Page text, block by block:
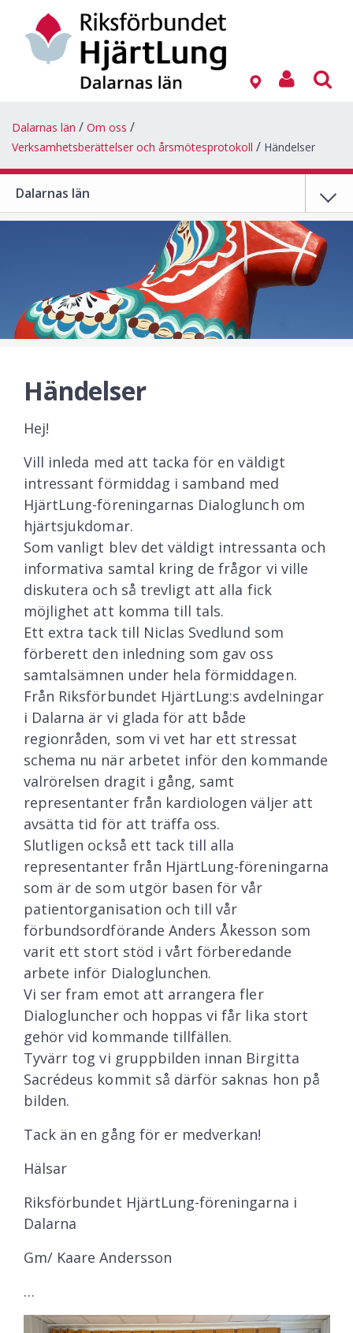
Dalarnas län
Om oss
Verksamhetsberättelser och årsmötesprotokoll
Händelser
Dalarnas län
Händelser
Hej!
Vill inleda med att tacka för en väldigt
intressant förmiddag i samband med
HjärtLung-föreningarnas Dialoglunch om
hjärtsjukdomar.
Som vanligt blev det väldigt intressanta och
informativa samtal kring de frågor vi ville
diskutera och så trevligt att alla fick
möjlighet att komma till tals.
Ett extra tack till Niclas Svedlund som
förberett den inledning som gav oss
samtalsämnen under hela förmiddagen.
Från Riksförbundet HjärtLung:s avdelningar
i Dalarna är vi glada för att både
regionråden, som vi vet har ett stressat
schema nu när arbetet inför den kommande
valrörelsen dragit i gång, samt
representanter från kardiologen väljer att
avsätta tid för att träffa oss.
Slutligen också ett tack till alla
representanter från HjärtLung-föreningarna
som är de som utgör basen för vår
patientorganisation och till vår
förbundsordförande Anders Åkesson som
varit ett stort stöd i vårt förberedande
arbete inför Dialoglunchen.
Vi ser fram emot att arrangera fler
Dialogluncher och hoppas vi får lika stort
gehör vid kommande tillfällen.
Tyvärr tog vi gruppbilden innan Birgitta
Sacrédeus kommit så därför saknas hon på
bilden.
Tack än en gång för er medverkan!
Hälsar
Riksförbundet HjärtLung-föreningarna i
Dalarna
Gm/ Kaare Andersson
…